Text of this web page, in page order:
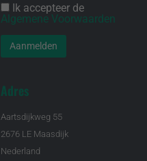
Ik accepteer de
Algemene Voorwaarden
Adres
Aartsdijkweg 55
2676 LE Maasdijk
Nederland